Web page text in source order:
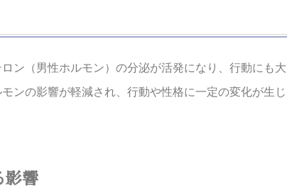
ン（男性ホルモン）の分泌が活発になり、行動にも
ンの影響が軽減され、行動や性格に一定の変化が生
影響